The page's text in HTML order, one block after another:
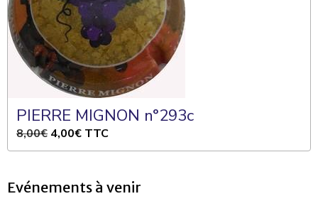
PIERRE MIGNON n°293c
8,00€ 4,00€ TTC
Evénements à venir